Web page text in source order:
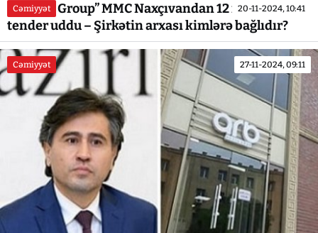
Cəmiyyət 20-11-2024, 10:41
“Hovers Group” MMC Naxçıvandan 12 milyonluq
tender uddu – Şirkətin arxası kimlərə bağlıdır?
Cəmiyyət 27-11-2024, 09:11